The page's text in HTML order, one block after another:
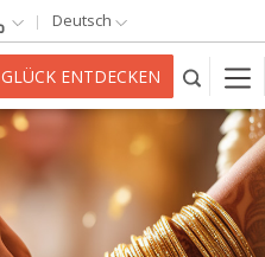
Deutsch
GLÜCK ENTDECKEN